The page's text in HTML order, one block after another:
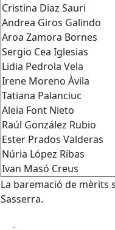
Cristina Diaz Sauri
Andrea Giros Galindo
Aroa Zamora Bornes
Sergio Cea Iglesias
Lidia Pedrola Vela
Irene Moreno Àvila
Tatiana Palanciuc
Aleia Font Nieto
Raúl González Rubio
Ester Prados Valderas
Núria López Ribas
Ivan Masó Creus
La baremació de mèrits
Sasserra.